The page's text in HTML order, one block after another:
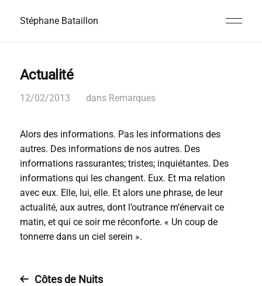
Stéphane Bataillon
Actualité
12/02/2013 dans Remarques
Alors des informations. Pas les informations des
autres. Des informations de nos autres. Des
informations rassurantes; tristes; inquiétantes. Des
informations qui les changent. Eux. Et ma relation
avec eux. Elle, lui, elle. Et alors une phrase, de leur
actualité, aux autres, dont l’outrance m’énervait ce
matin, et qui ce soir me réconforte. « Un coup de
tonnerre dans un ciel serein ».
Côtes de Nuits